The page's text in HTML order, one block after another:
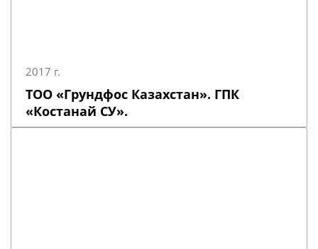
2017 г.
ТОО «Грундфос Казахстан». ГПК
«Костанай СУ».